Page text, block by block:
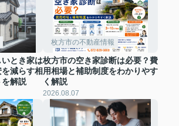
とき家は
減らす相
解説
枚方市の不動産情報
枚方市の空き家診断は必要？費
用相場と補助制度をわかりやす
く解説
2026.08.07